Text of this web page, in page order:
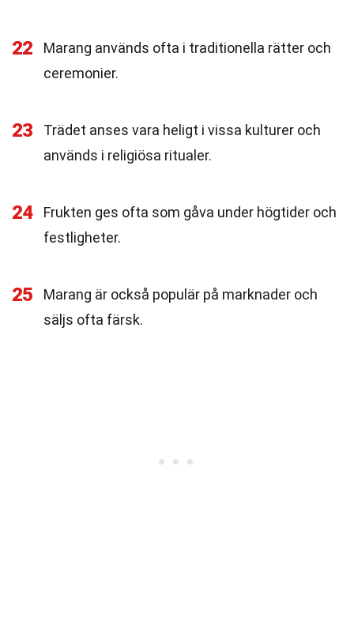
22
Marang används ofta i traditionella rätter och
ceremonier.
23
Trädet anses vara heligt i vissa kulturer och
används i religiösa ritualer.
24
Frukten ges ofta som gåva under högtider och
festligheter.
25
Marang är också populär på marknader och
säljs ofta färsk.